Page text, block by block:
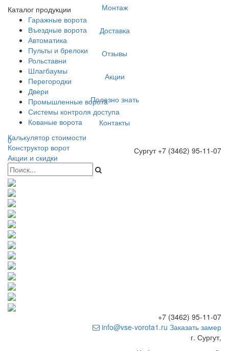
Монтаж
Доставка
Отзывы
Акции
Полезно знать
Контакты
0
Сургут+7 (3462) 95-11-07
Каталог продукции
Гаражные ворота
Въездные ворота
Автоматика
Пульты и брелоки
Рольставни
Шлагбаумы
Перегородки
Двери
Промышленные ворота
Системы контроля доступа
Кованые ворота
Калькулятор стоимости
Конструктор ворот
Акции и скидки
+7 (3462) 95-11-07
info@vse-vorota1.ru Заказать замер
г. Сургут,